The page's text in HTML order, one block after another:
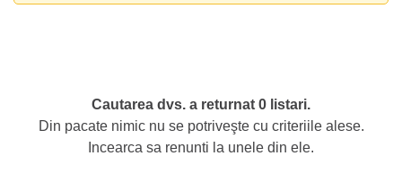
Cautarea dvs. a returnat 0 listari.
Din pacate nimic nu se potriveşte cu criteriile alese.
Incearca sa renunti la unele din ele.